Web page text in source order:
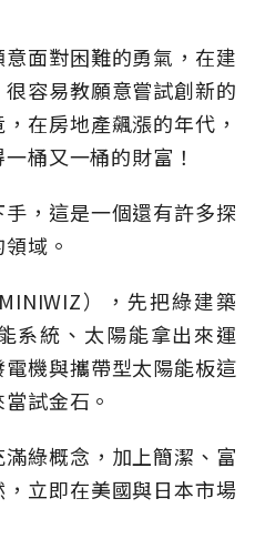
面對困難的勇氣，在建
容易教願意嘗試創新的
在房地產飆漲的年代，
桶又一桶的財富！
，這是一個還有許多探
域。
），先把綠建築
系統、太陽能拿出來運
機與攜帶型太陽能板這
試金石。
綠概念，加上簡潔、富
立即在美國與日本市場